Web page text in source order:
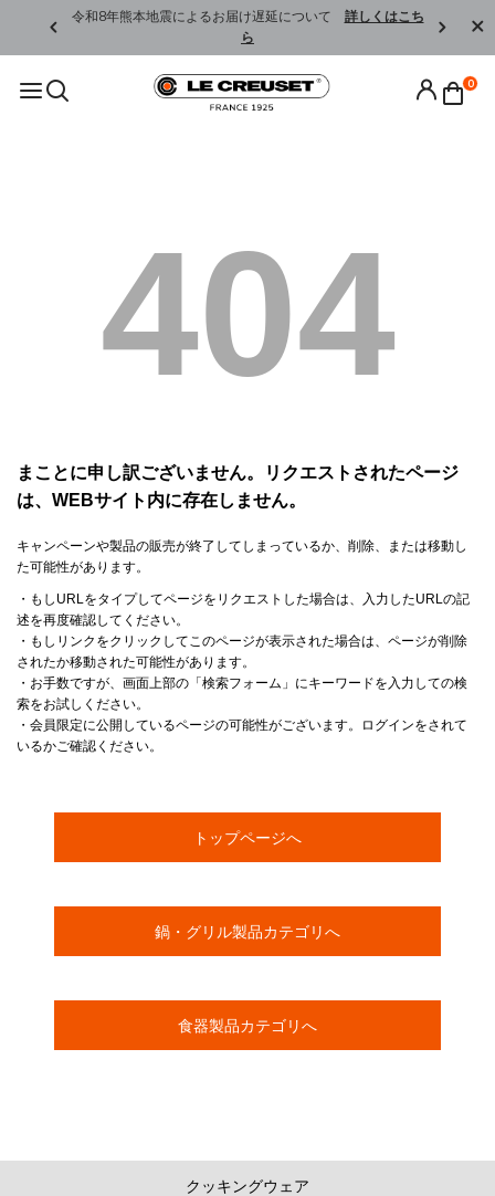
令和8年熊本地震によるお届け遅延について 詳しくはこち
ら
0
404
まことに申し訳ございません。リクエストされたページ
は、WEBサイト内に存在しません。
キャンペーンや製品の販売が終了してしまっているか、削除、または移動し
た可能性があります。
・もしURLをタイプしてページをリクエストした場合は、入力したURLの記
述を再度確認してください。
・もしリンクをクリックしてこのページが表示された場合は、ページが削除
されたか移動された可能性があります。
・お手数ですが、画面上部の「検索フォーム」にキーワードを入力しての検
索をお試しください。
・会員限定に公開しているページの可能性がございます。ログインをされて
いるかご確認ください。
トップページへ
鍋・グリル製品カテゴリへ
食器製品カテゴリへ
クッキングウェア